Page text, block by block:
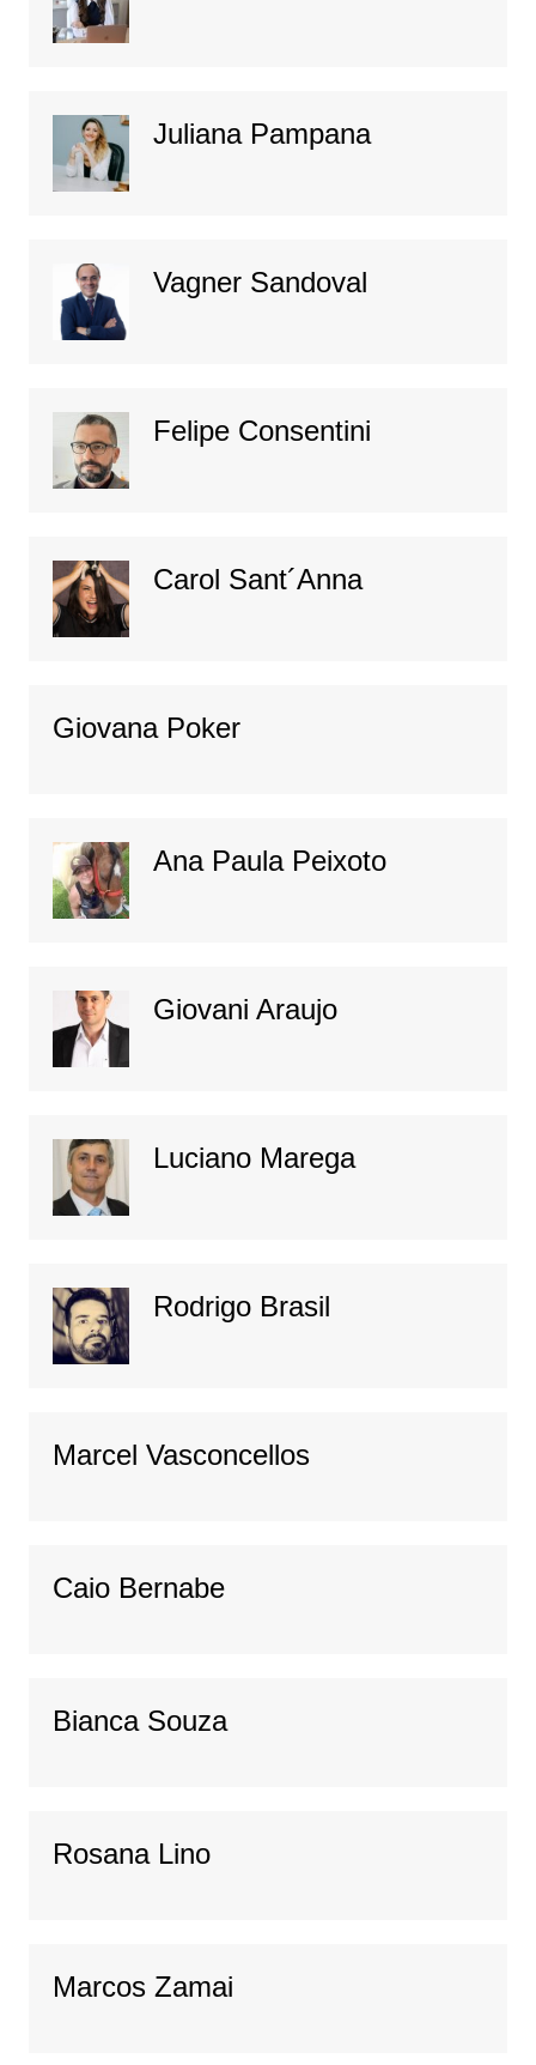
Juliana Pampana
Vagner Sandoval
Felipe Consentini
Carol Sant´Anna
Giovana Poker
Ana Paula Peixoto
Giovani Araujo
Luciano Marega
Rodrigo Brasil
Marcel Vasconcellos
Caio Bernabe
Bianca Souza
Rosana Lino
Marcos Zamai